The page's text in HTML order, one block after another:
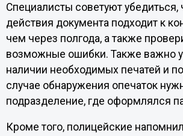
Специалисты советуют убедиться,
действия документа подходит к
чем через полгода, а также
возможные ошибки. Также важно
наличии необходимых печатей и
случае обнаружения опечаток
подразделение, где оформлялся
Кроме того, полицейские